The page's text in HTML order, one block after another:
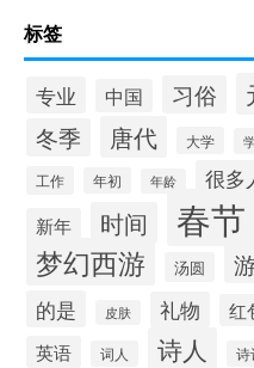
标签
专业 中国 习俗
冬季 唐代 大学
工作 年初 年龄 很多
新年 时间 春节
梦幻西游 汤圆
的是 皮肤 礼物 红
英语 词人 诗人 诗